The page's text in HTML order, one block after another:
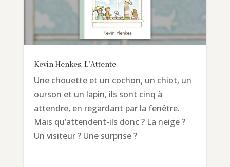
Kevin Henkes, L’Attente
Une chouette et un cochon, un chiot, un
ourson et un lapin, ils sont cinq à
attendre, en regardant par la fenêtre.
Mais qu’attendent-ils donc ? La neige ?
Un visiteur ? Une surprise ?